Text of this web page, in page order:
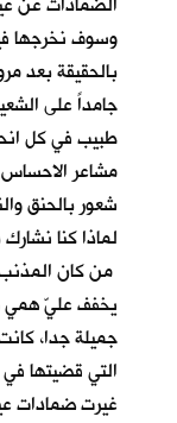
وسوف نخرجها
بالحقيقة بعد
جامداً على
طبيب في كل
مشاعر
شعور بالحنق
لماذا كنا
من كان
يخفف عليّ
جميلة جدا،
التي قضيتها
غيرت ضمادات